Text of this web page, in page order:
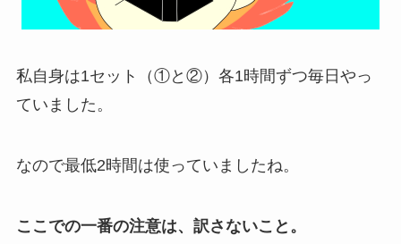
私自身は1セット（①と②）各1時間ずつ毎日やっ
ていました。
なので最低2時間は使っていましたね。
ここでの一番の注意は、訳さないこと。